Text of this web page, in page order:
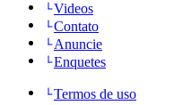
Videos
Contato
Anuncie
Enquetes
Termos de uso